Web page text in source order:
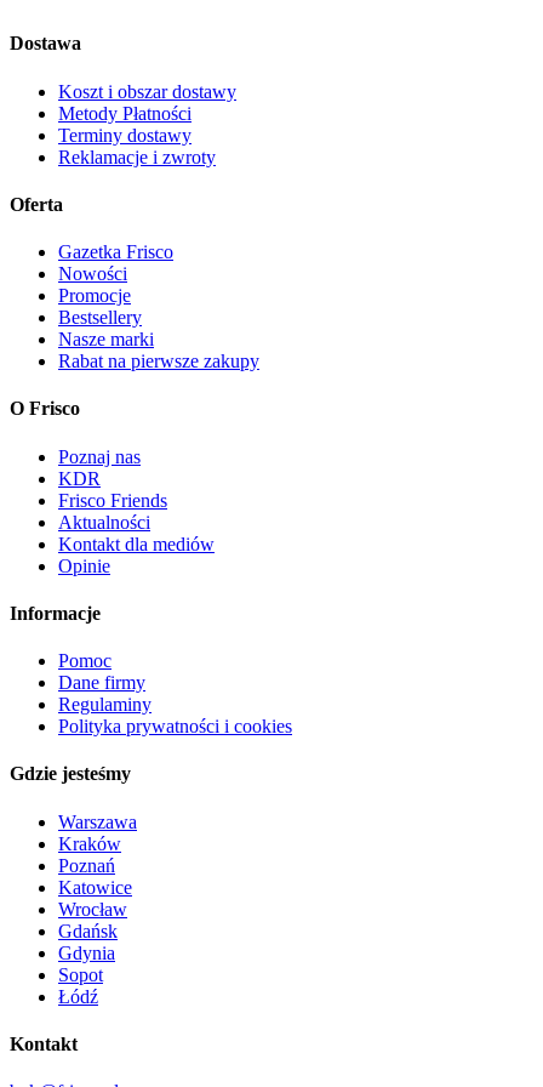
Dostawa
Koszt i obszar dostawy
Metody Płatności
Terminy dostawy
Reklamacje i zwroty
Oferta
Gazetka Frisco
Nowości
Promocje
Bestsellery
Nasze marki
Rabat na pierwsze zakupy
O Frisco
Poznaj nas
KDR
Frisco Friends
Aktualności
Kontakt dla mediów
Opinie
Informacje
Pomoc
Dane firmy
Regulaminy
Polityka prywatności i cookies
Gdzie jesteśmy
Warszawa
Kraków
Poznań
Katowice
Wrocław
Gdańsk
Gdynia
Sopot
Łódź
Kontakt